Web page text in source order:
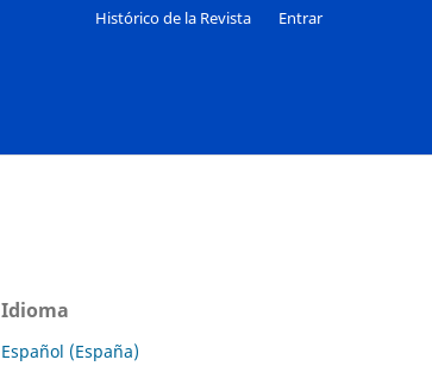
Histórico de la Revista Entrar
Idioma
Español (España)